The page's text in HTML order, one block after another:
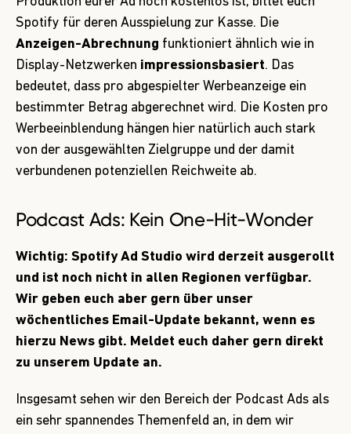
Spotify für deren Ausspielung zur Kasse. Die
Anzeigen-Abrechnung funktioniert ähnlich wie in
Display-Netzwerken impressionsbasiert. Das
bedeutet, dass pro abgespielter Werbeanzeige ein
bestimmter Betrag abgerechnet wird. Die Kosten pro
Werbeeinblendung hängen hier natürlich auch stark
von der ausgewählten Zielgruppe und der damit
verbundenen potenziellen Reichweite ab.
Podcast Ads: Kein One-Hit-Wonder
Wichtig: Spotify Ad Studio wird derzeit ausgerollt
und ist noch nicht in allen Regionen verfügbar.
Wir geben euch aber gern über unser
wöchentliches Email-Update bekannt, wenn es
hierzu News gibt. Meldet euch daher gern direkt
zu unserem Update an.
Insgesamt sehen wir den Bereich der Podcast Ads als
ein sehr spannendes Themenfeld an, in dem wir